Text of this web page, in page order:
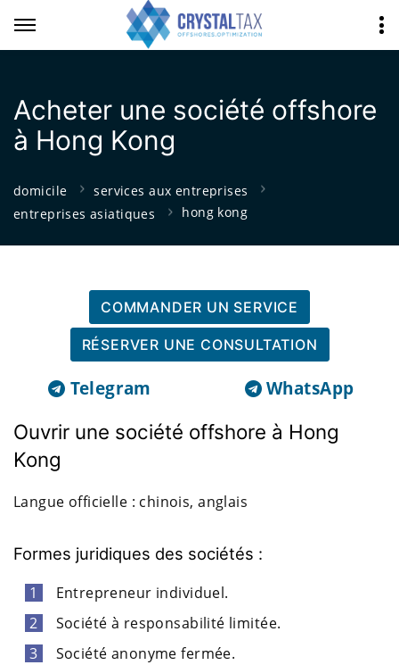
Acheter une société offshore
à Hong Kong
domicile
services aux entreprises
entreprises asiatiques
hong kong
COMMANDER UN SERVICE
RÉSERVER UNE CONSULTATION
Telegram WhatsApp
Ouvrir une société offshore à Hong
Kong
Langue officielle : chinois, anglais
Formes juridiques des sociétés :
Entrepreneur individuel.
Société à responsabilité limitée.
Société anonyme fermée.